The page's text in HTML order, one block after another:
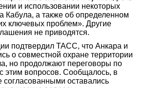
и использовании некоторых
Кабула, а также об определенном
ключевых проблем». Другие
не приводятся.
подтвердил ТАСС, что Анкара и
о совместной охране территории
но продолжают переговоры по
этим вопросов. Сообщалось, в
согласованными оставались